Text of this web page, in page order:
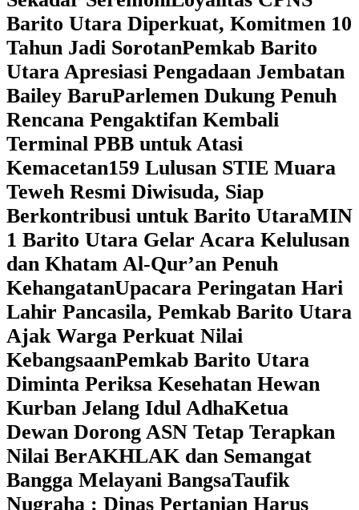
Barito Utara Diperkuat, Komitmen 10
Tahun Jadi SorotanPemkab Barito
Utara Apresiasi Pengadaan Jembatan
Bailey BaruParlemen Dukung Penuh
Rencana Pengaktifan Kembali
Terminal PBB untuk Atasi
Kemacetan159 Lulusan STIE Muara
Teweh Resmi Diwisuda, Siap
Berkontribusi untuk Barito UtaraMIN
1 Barito Utara Gelar Acara Kelulusan
dan Khatam Al-Qur’an Penuh
KehangatanUpacara Peringatan Hari
Lahir Pancasila, Pemkab Barito Utara
Ajak Warga Perkuat Nilai
KebangsaanPemkab Barito Utara
Diminta Periksa Kesehatan Hewan
Kurban Jelang Idul AdhaKetua
Dewan Dorong ASN Tetap Terapkan
Nilai BerAKHLAK dan Semangat
Bangga Melayani BangsaTaufik
Nugraha : Dinas Pertanian Harus